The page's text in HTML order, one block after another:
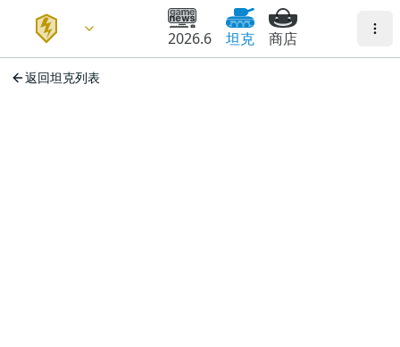
2026.6 坦克 商店
返回坦克列表